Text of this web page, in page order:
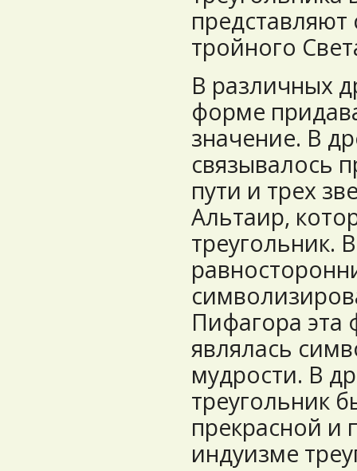
тройного
В различных
форме
значение. В
связывалось
пути и трех
Альтаир,
треугольник.
Пифагора эта
являлась
мудрости. В
треугольник
прекрасной и
индуизме